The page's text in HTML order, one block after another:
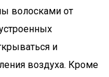
волосками от
и
воздуха. Кроме